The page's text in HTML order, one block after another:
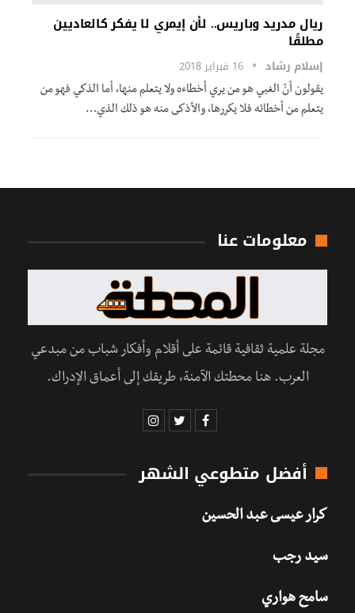
ريال مدريد وباريس.. لأن إيمري لا يفكر كالعاديين
مطلقًا
إسلام رشاد 16 فبراير 2018
يقولون أنّ الغبي هو من يري أخطاءه ولا يتعلم منها، أما الذكي فهو من
يتعلم من أخطائه فلا يكررها، والأذكى منه هو ذلك الذي…
معلومات عنا
مجلة علمية ثقافية قائمة على أقلام وأفكار شباب من مبدعي
العرب. هنا محطتك الآمنة، طريقك إلى أعماق الإدراك.
أفضل متطوعي الشهر
كرار عيسى عبد الحسين
سيد رجب
سامح هواري